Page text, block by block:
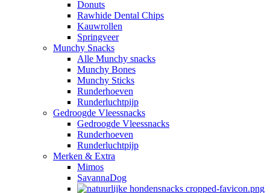
Donuts
Rawhide Dental Chips
Kauwrollen
Springveer
Munchy Snacks
Alle Munchy snacks
Munchy Bones
Munchy Sticks
Runderhoeven
Runderluchtpijp
Gedroogde Vleessnacks
Gedroogde Vleessnacks
Runderhoeven
Runderluchtpijp
Merken & Extra
Mimos
SavannaDog